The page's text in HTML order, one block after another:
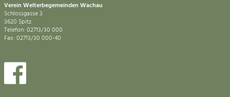
Verein Welterbegemeinden Wachau
Schlossgasse 3
3620 Spitz
Telefon: 02713/30 000
Fax: 02713/30 000-40